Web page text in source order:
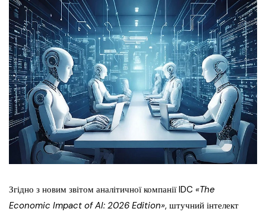
Згідно з новим звітом аналітичної компанії IDC «The
Economic Impact of AI: 2026 Edition», штучний інтелект